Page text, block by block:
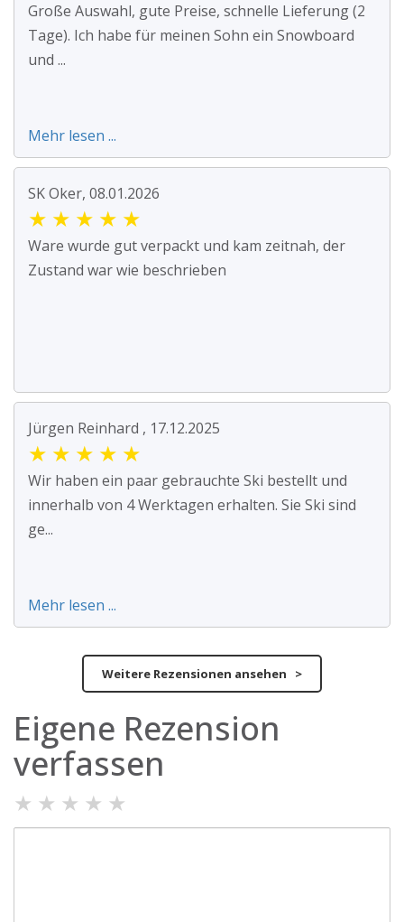
Große Auswahl, gute Preise, schnelle Lieferung (2
Tage). Ich habe für meinen Sohn ein Snowboard
und ...
Mehr lesen ...
SK Oker, 08.01.2026
★ ★ ★ ★ ★
Ware wurde gut verpackt und kam zeitnah, der
Zustand war wie beschrieben
Jürgen Reinhard , 17.12.2025
★ ★ ★ ★ ★
Wir haben ein paar gebrauchte Ski bestellt und
innerhalb von 4 Werktagen erhalten. Sie Ski sind
ge...
Mehr lesen ...
Weitere Rezensionen ansehen >
Eigene Rezension
verfassen
★ ★ ★ ★ ★